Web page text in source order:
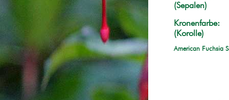
(Sepalen)
Kronenfarbe:
(Korolle)
American Fuchsia